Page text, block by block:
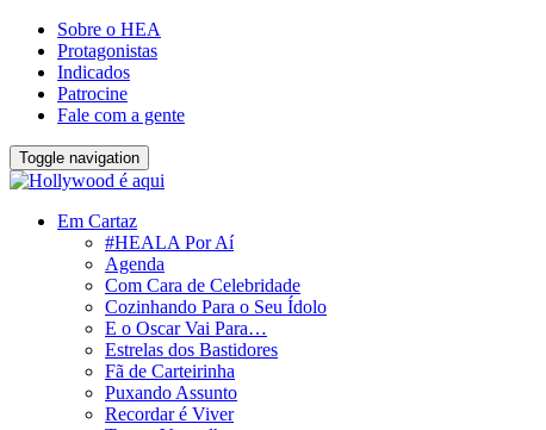
Sobre o HEA
Protagonistas
Indicados
Patrocine
Fale com a gente
Toggle navigation
Em Cartaz
#HEALA Por Aí
Agenda
Com Cara de Celebridade
Cozinhando Para o Seu Ídolo
E o Oscar Vai Para…
Estrelas dos Bastidores
Fã de Carteirinha
Puxando Assunto
Recordar é Viver